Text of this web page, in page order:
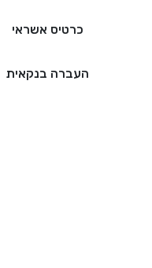
כרטיס אשראי
העברה בנקאית